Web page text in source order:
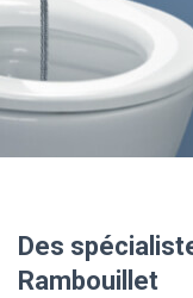
Des
Rambouillet